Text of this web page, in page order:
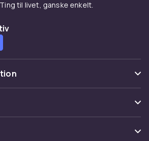
til livet, ganske enkelt.